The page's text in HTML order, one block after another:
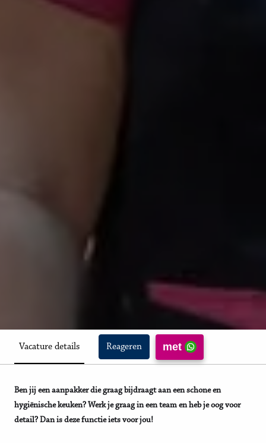
Vacature details Reageren met
Ben jij een aanpakker die graag bijdraagt aan een schone en
hygiënische keuken? Werk je graag in een team en heb je oog voor
detail? Dan is deze functie iets voor jou!